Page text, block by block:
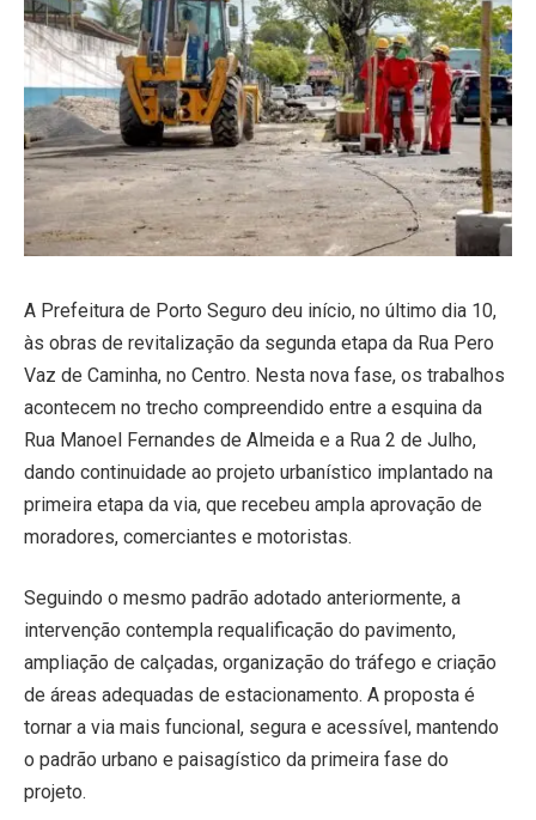
A Prefeitura de Porto Seguro deu início, no último dia 10,
às obras de revitalização da segunda etapa da Rua Pero
Vaz de Caminha, no Centro. Nesta nova fase, os trabalhos
acontecem no trecho compreendido entre a esquina da
Rua Manoel Fernandes de Almeida e a Rua 2 de Julho,
dando continuidade ao projeto urbanístico implantado na
primeira etapa da via, que recebeu ampla aprovação de
moradores, comerciantes e motoristas.
Seguindo o mesmo padrão adotado anteriormente, a
intervenção contempla requalificação do pavimento,
ampliação de calçadas, organização do tráfego e criação
de áreas adequadas de estacionamento. A proposta é
tornar a via mais funcional, segura e acessível, mantendo
o padrão urbano e paisagístico da primeira fase do
projeto.